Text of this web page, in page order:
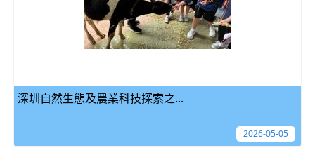
深圳自然生態及農業科技探索之...
2026-05-05